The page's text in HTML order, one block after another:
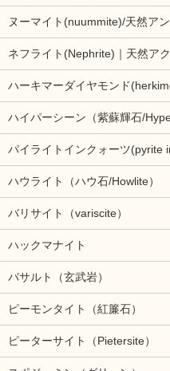
ヌーマイト(nuummite)/天然ア
ネフライト(Nephrite)｜天然ア
ハーキマーダイヤモンド
ハイパーシーン（紫蘇輝石/
パイライトインクォーツ
ハウライト（ハウ石/Howlite）
バリサイト（variscite）
ハックマナイト
バサルト（玄武岩）
ピーモンタイト（紅簾石）
ピーターサイト（Pietersite）